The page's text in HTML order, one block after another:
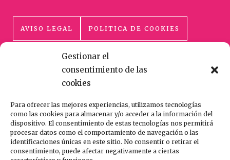
Gestionar el
consentimiento de las
cookies
Para ofrecer las mejores experiencias, utilizamos tecnologías
como las cookies para almacenar y/o acceder a la información del
dispositivo. El consentimiento de estas tecnologías nos permitirá
procesar datos como el comportamiento de navegación o las
identificaciones únicas en este sitio. No consentir o retirar el
consentimiento, puede afectar negativamente a ciertas
AVISO LEGAL POLITICA DE COOKIES
POLÍTICA DE PRIVACIDAD
HECHO CON AMOR Y CUIDADO